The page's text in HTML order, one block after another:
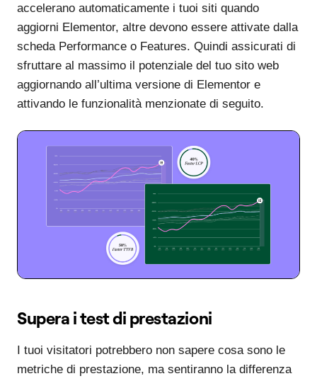
accelerano automaticamente i tuoi siti quando
aggiorni Elementor, altre devono essere attivate dalla
scheda Performance o Features. Quindi assicurati di
sfruttare al massimo il potenziale del tuo sito web
aggiornando all’ultima versione di Elementor e
attivando le funzionalità menzionate di seguito.
Supera i test di prestazioni
I tuoi visitatori potrebbero non sapere cosa sono le
metriche di prestazione, ma sentiranno la differenza